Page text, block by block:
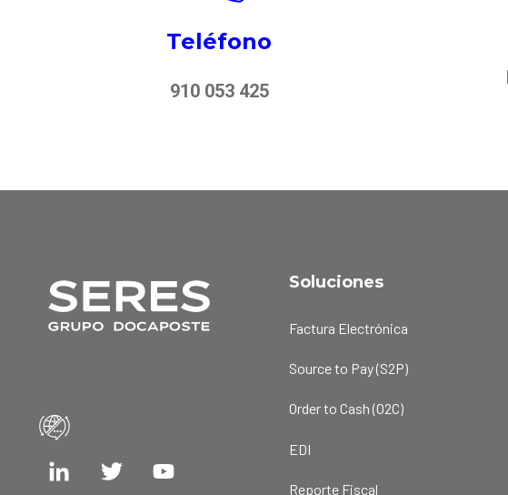
Teléfono
910 053 425
Soluciones
Factura Electrónica
Source to Pay (S2P)
Order to Cash (O2C)
EDI
Reporte Fiscal